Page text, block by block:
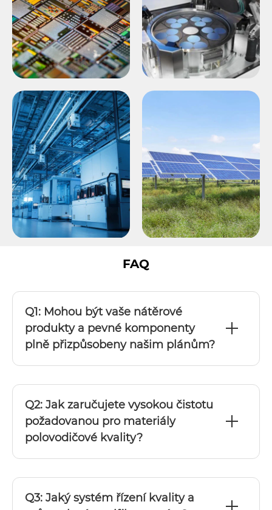
FAQ
Q1: Mohou být vaše nátěrové
produkty a pevné komponenty
plně přizpůsobeny našim plánům?
Q2: Jak zaručujete vysokou čistotu
požadovanou pro materiály
polovodičové kvality?
Q3: Jaký systém řízení kvality a